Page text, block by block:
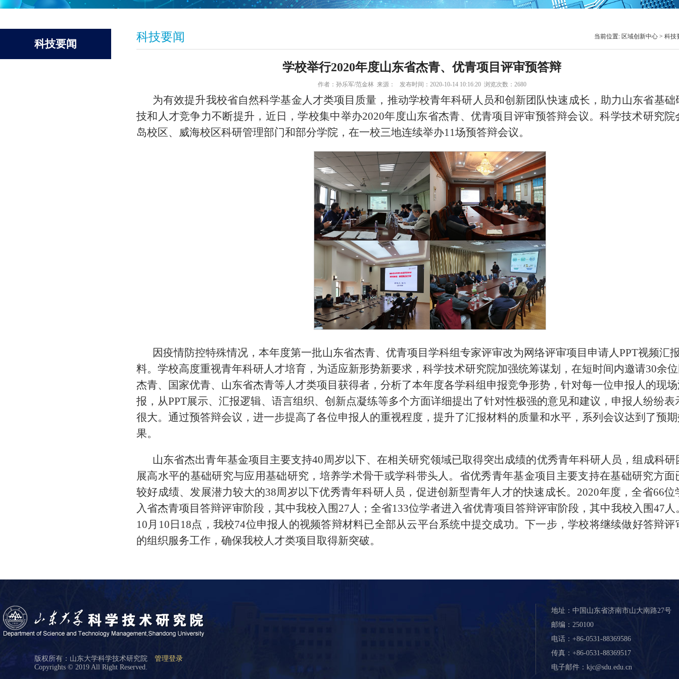
科技要闻
科技要闻 当前位置: 区域创新中心 > 科技
学校举行2020年度山东省杰青、优青项目评审预答辩
作者：孙乐军/范金林 来源： 发布时间：2020-10-14 10:16:20 浏览次数： 2680
为有效提升我校省自然科学基金人才类项目质量，推动学校青年科研人员和创新团队快速成长，助力山东省基础
技和人才竞争力不断提升，近日，学校集中举办2020年度山东省杰青、优青项目评审预答辩会议。科学技术研究院
岛校区、威海校区科研管理部门和部分学院，在一校三地连续举办11场预答辩会议。
因疫情防控特殊情况，本年度第一批山东省杰青、优青项目学科组专家评审改为网络评审项目申请人PPT视频汇
料。学校高度重视青年科研人才培育，为适应新形势新要求，科学技术研究院加强统筹谋划，在短时间内邀请30余
杰青、国家优青、山东省杰青等人才类项目获得者，分析了本年度各学科组申报竞争形势，针对每一位申报人的现
报，从PPT展示、汇报逻辑、语言组织、创新点凝练等多个方面详细提出了针对性极强的意见和建议，申报人纷纷表
很大。通过预答辩会议，进一步提高了各位申报人的重视程度，提升了汇报材料的质量和水平，系列会议达到了预
果。
山东省杰出青年基金项目主要支持40周岁以下、在相关研究领域已取得突出成绩的优秀青年科研人员，组成科研
展高水平的基础研究与应用基础研究，培养学术骨干或学科带头人。省优秀青年基金项目主要支持在基础研究方面
较好成绩、发展潜力较大的38周岁以下优秀青年科研人员，促进创新型青年人才的快速成长。2020年度，全省66位
入省杰青项目答辩评审阶段，其中我校入围27人；全省133位学者进入省优青项目答辩评审阶段，其中我校入围47人
10月10日18点，我校74位申报人的视频答辩材料已全部从云平台系统中提交成功。下一步，学校将继续做好答辩评
的组织服务工作，确保我校人才类项目取得新突破。
版权所有：山东大学科学技术研究院 管理登录
Copyrights © 2019 All Right Reserved.
地址：中国山东省济南市山大南路27号
邮编：250100
电话：+86-0531-88369586
传真：+86-0531-88369517
电子邮件：kjc@sdu.edu.cn